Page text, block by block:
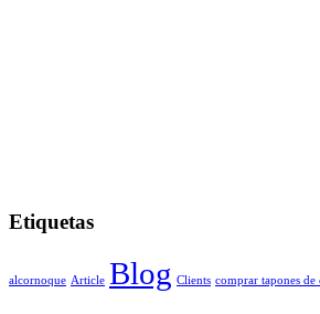
Etiquetas
alcornoque Article Blog Clients comprar tapones de